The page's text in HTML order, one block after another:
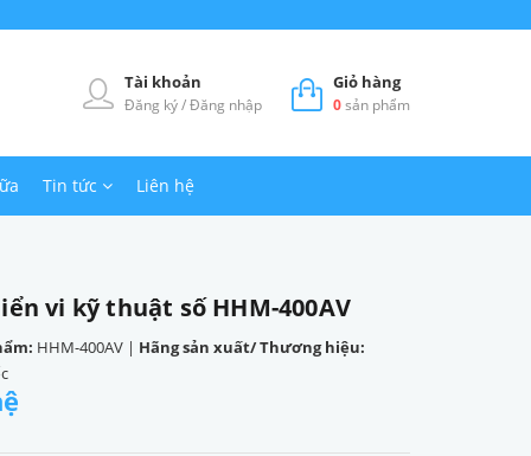
Giỏ hàng
0sản phẩm
Tài khoản
Đăng ký/Đăng nhập
Tin tức Liên hệ
vi kỹ thuật số HHM-400AV
HHM-400AV | Hãng sản xuất/ Thương hiệu: